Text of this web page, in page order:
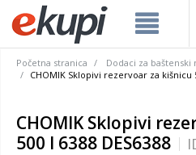
Početna stranica
Dodaci za baštenski
CHOMIK Sklopivi rezervoar za kišnicu
CHOMIK Sklopivi
500 l 6388 DES6388